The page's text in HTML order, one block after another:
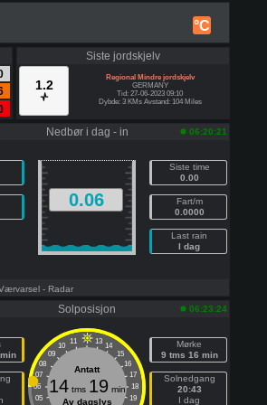
°C
Siste jordskjelv
1.2
Regional Mindre jordskjelv
GERMANY
Tid: 27-06-2023 09:10
Dybde: 3 KMs Avstand: 104 Miles
Nedbør i dag - in 06:20:21
0.06
Siste time
0.00
Fart/m
0.0000
Last rain
I dag
- Radar
Solposisjon 06:23:24
11 13
10
14
09
15
08
16
07
17
06
18
05
19
Antatt
14tms 19min
Av dagslys
Mørke
9 tms 16 min
Solnedgang
20:43
I dag